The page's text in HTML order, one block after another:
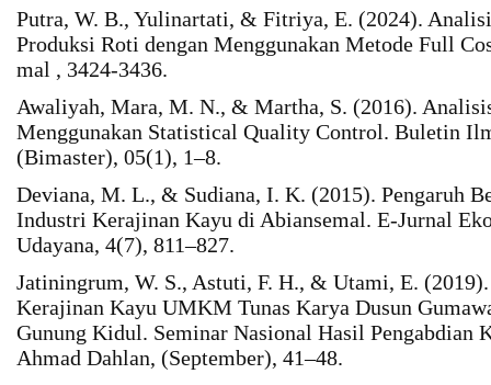
Putra, W. B., Yulinartati, & Fitriya, E. (2024).
Produksi Roti dengan Menggunakan Metode Full
mal , 3424-3436.
Awaliyah, Mara, M. N., & Martha, S. (2016).
Menggunakan Statistical Quality Control. Buletin
(Bimaster), 05(1), 1–8.
Deviana, M. L., & Sudiana, I. K. (2015). Pengaruh
Industri Kerajinan Kayu di Abiansemal. E-Jurnal
Udayana, 4(7), 811–827.
Jatiningrum, W. S., Astuti, F. H., & Utami, E.
Kerajinan Kayu UMKM Tunas Karya Dusun
Gunung Kidul. Seminar Nasional Hasil Pengabdian
Ahmad Dahlan, (September), 41–48.